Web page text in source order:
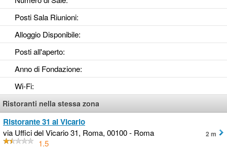
Posti Sala Riunioni:
Alloggio Disponibile:
Posti all'aperto:
Anno di Fondazione:
Wi-Fi:
Ristoranti nella stessa zona
Ristorante 31 al Vicario
via Uffici del Vicario 31, Roma, 00100 - Roma
1.5
2 m